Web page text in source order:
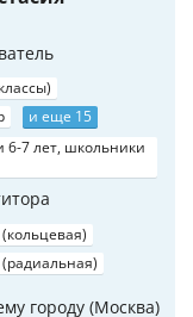
и еще 15
6-7 лет, школьники
городу (Москва)